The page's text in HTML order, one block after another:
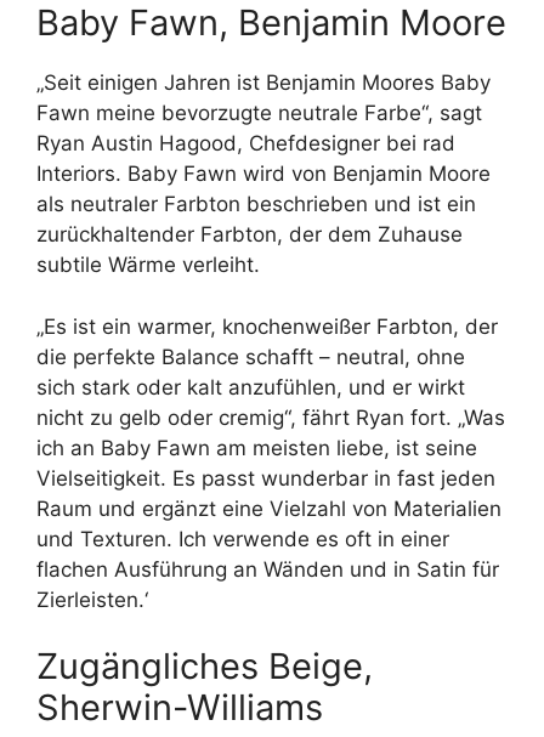
Baby Fawn, Benjamin Moore
„Seit einigen Jahren ist Benjamin Moores Baby
Fawn meine bevorzugte neutrale Farbe“, sagt
Ryan Austin Hagood, Chefdesigner bei rad
Interiors. Baby Fawn wird von Benjamin Moore
als neutraler Farbton beschrieben und ist ein
zurückhaltender Farbton, der dem Zuhause
subtile Wärme verleiht.
„Es ist ein warmer, knochenweißer Farbton, der
die perfekte Balance schafft – neutral, ohne
sich stark oder kalt anzufühlen, und er wirkt
nicht zu gelb oder cremig“, fährt Ryan fort. „Was
ich an Baby Fawn am meisten liebe, ist seine
Vielseitigkeit. Es passt wunderbar in fast jeden
Raum und ergänzt eine Vielzahl von Materialien
und Texturen. Ich verwende es oft in einer
flachen Ausführung an Wänden und in Satin für
Zierleisten.‘
Zugängliches Beige,
Sherwin-Williams